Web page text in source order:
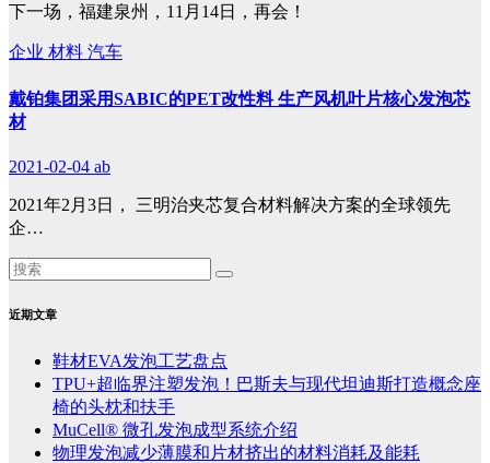
下一场，福建泉州，11月14日，再会！
企业 材料 汽车
戴铂集团采用SABIC的PET改性料 生产风机叶片核心发泡芯
材
2021-02-04 ab
2021年2月3日， 三明治夹芯复合材料解决方案的全球领先
企…
近期文章
鞋材EVA发泡工艺盘点
TPU+超临界注塑发泡！巴斯夫与现代坦迪斯打造概念座
椅的头枕和扶手
MuCell® 微孔发泡成型系统介绍
物理发泡减少薄膜和片材挤出的材料消耗及能耗